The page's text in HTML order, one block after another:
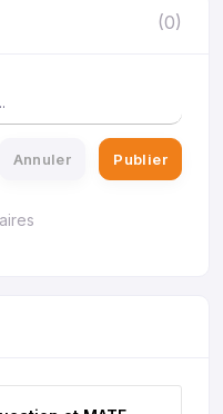
(0)
Annuler Publier